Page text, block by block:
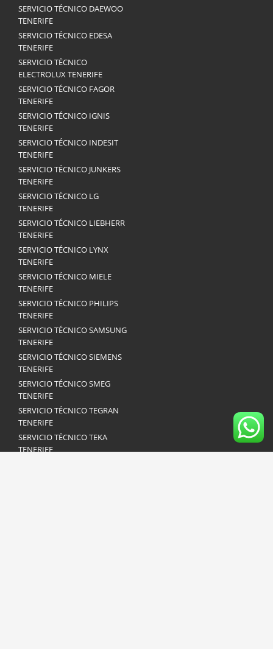
SERVICIO TÉCNICO DAEWOO
TENERIFE
SERVICIO TÉCNICO EDESA
TENERIFE
SERVICIO TÉCNICO
ELECTROLUX TENERIFE
SERVICIO TÉCNICO FAGOR
TENERIFE
SERVICIO TÉCNICO IGNIS
TENERIFE
SERVICIO TÉCNICO INDESIT
TENERIFE
SERVICIO TÉCNICO JUNKERS
TENERIFE
SERVICIO TÉCNICO LG
TENERIFE
SERVICIO TÉCNICO LIEBHERR
TENERIFE
SERVICIO TÉCNICO LYNX
TENERIFE
SERVICIO TÉCNICO MIELE
TENERIFE
SERVICIO TÉCNICO PHILIPS
TENERIFE
SERVICIO TÉCNICO SAMSUNG
TENERIFE
SERVICIO TÉCNICO SIEMENS
TENERIFE
SERVICIO TÉCNICO SMEG
TENERIFE
SERVICIO TÉCNICO TEGRAN
TENERIFE
SERVICIO TÉCNICO TEKA
TENERIFE